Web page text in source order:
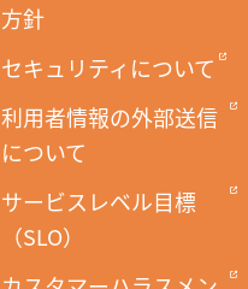
方針
セキュリティについて
利用者情報の外部送信
について
サービスレベル目標
（SLO）